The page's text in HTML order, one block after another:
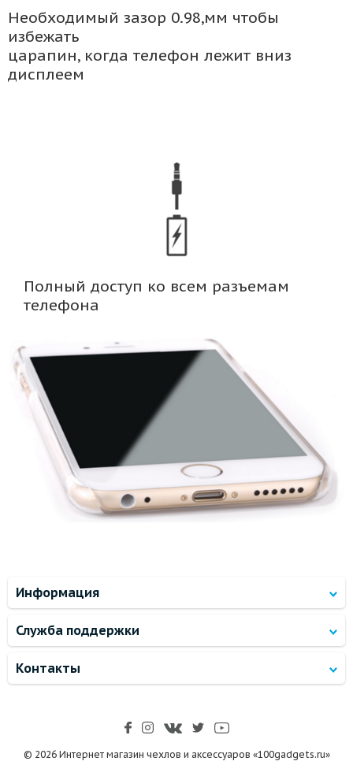
Необходимый зазор 0.98,мм чтобы
избежать
царапин, когда телефон лежит вниз
дисплеем
Полный доступ ко всем разъемам
телефона
Информация
Служба поддержки
Контакты
© 2026 Интернет магазин чехлов и аксессуаров «100gadgets.ru»